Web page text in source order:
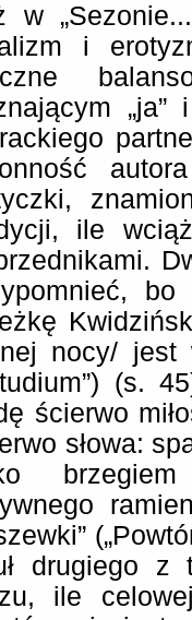
w
i
ile
bo
nocy/ jest
(s.
ścierwo
słowa:
drugiego z
ile